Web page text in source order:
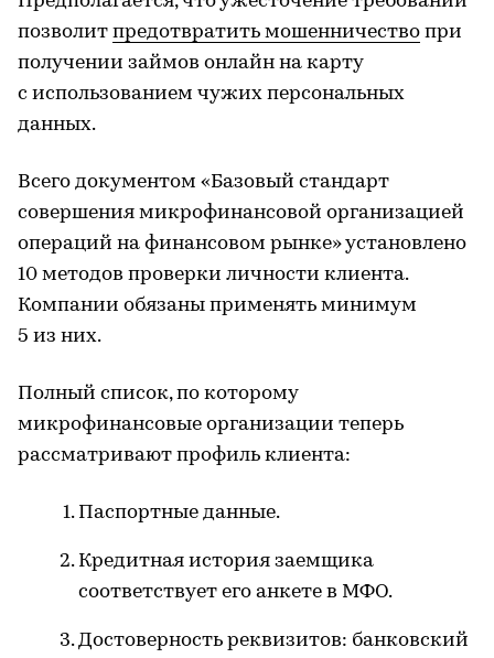
позволит предотвратить мошенничество при
получении займов онлайн на карту
с использованием чужих персональных
данных.
Всего документом «Базовый стандарт
совершения микрофинансовой организацией
операций на финансовом рынке» установлено
10 методов проверки личности клиента.
Компании обязаны применять минимум
5 из них.
Полный список, по которому
микрофинансовые организации теперь
рассматривают профиль клиента:
Паспортные данные.
Кредитная история заемщика
соответствует его анкете в МФО.
Достоверность реквизитов: банковский